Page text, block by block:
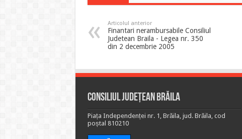
Articolul anterior
Finantari nerambursabile Consiliul
Judetean Braila - Legea nr. 350
din 2 decembrie 2005
Consiliul Județean Brăila
Piața Independenței nr. 1, Brăila, jud. Brăila, cod
poștal 810210